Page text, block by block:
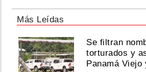
Más Leídas
Se filtran
torturados y
Panamá